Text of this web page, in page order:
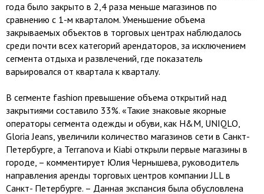
года было закрыто в 2,4 раза меньше магазинов по
сравнению с 1-м кварталом. Уменьшение объема
закрываемых объектов в торговых центрах наблюдалось
среди почти всех категорий арендаторов, за исключением
сегмента отдыха и развлечений, где показатель
варьировался от квартала к кварталу.
В сегменте fashion превышение объема открытий над
закрытиями составило 33%. «Такие знаковые якорные
операторы сегмента одежды и обуви, как H&M, UNIQLO,
Gloria Jeans, увеличили количество магазинов сети в Санкт-
Петербурге, а Terranova и Kiabi открыли первые магазины в
городе, – комментирует Юлия Чернышева, руководитель
направления аренды торговых центров компании JLL в
Санкт- Петербурге. – Данная экспансия была обусловлена